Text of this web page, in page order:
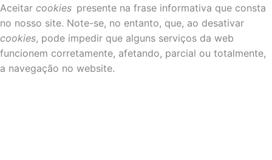
Aceitar cookies presente na frase informativa que consta
no nosso site. Note-se, no entanto, que, ao desativar
cookies, pode impedir que alguns serviços da web
funcionem corretamente, afetando, parcial ou totalmente,
a navegação no website.